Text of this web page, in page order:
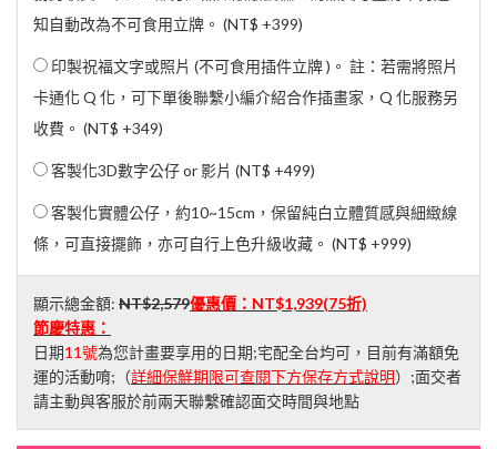
知自動改為不可食用立牌。 (NT$ +399)
印製祝福文字或照片 (不可食用插件立牌 )。 註：若需將照片
卡通化 Q 化，可下單後聯繫小編介紹合作插畫家，Q 化服務另
收費。 (NT$ +349)
客製化3D數字公仔 or 影片 (NT$ +499)
客製化實體公仔，約10~15cm，保留純白立體質感與細緻線
條，可直接擺飾，亦可自行上色升級收藏。 (NT$ +999)
顯示總金額: NT$2,579優惠價： NT$1,939(75折)
節慶特惠：
日期11號為您計畫要享用的日期;宅配全台均可，目前有滿額免
運的活動唷;（詳細保鮮期限可查閱下方保存方式說明）;面交者
請主動與客服於前兩天聯繫確認面交時間與地點